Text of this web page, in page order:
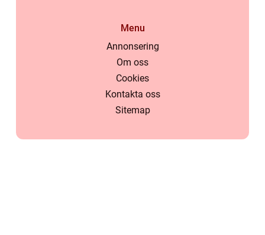
Menu
Annonsering
Om oss
Cookies
Kontakta oss
Sitemap